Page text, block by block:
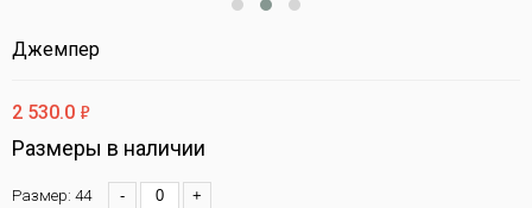
Джемпер
2 530.0 ф
Размеры в наличии
Размер: 44 - +